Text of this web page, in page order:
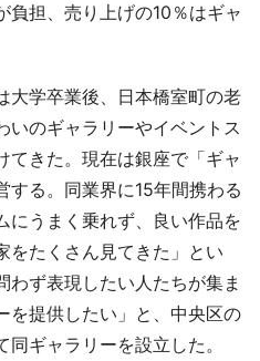
負担、売り上げの10％はギャ
学卒業後、日本橋室町の老
いのギャラリーやイベントス
てきた。現在は銀座で「ギャ
する。同業界に15年間携わる
にうまく乗れず、良い作品を
をたくさん見てきた」とい
わず表現したい人たちが集ま
を提供したい」と、中央区の
ギャラリーを設立した。